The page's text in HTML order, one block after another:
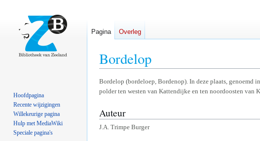
Bordelop
Naar
navigatie
Naar
zoeken
Bordelop (bordeloep, Bordenop). In deze plaats, genoemd
polder ten westen van Kattendijke en ten noordoosten van
Auteur
J.A. Trimpe Burger
Pagina Overleg
Hoofdpagina
Recente wijzigingen
Willekeurige pagina
Hulp met MediaWiki
Speciale pagina's